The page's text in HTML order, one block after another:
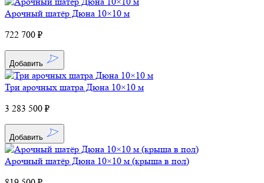
Арочный шатёр Дюна 10×10 м
722 700 ₽
Добавить
Три арочных шатра Дюна 10×10 м
3 283 500 ₽
Добавить
Арочный шатёр Дюна 10×10 м (крыша в пол)